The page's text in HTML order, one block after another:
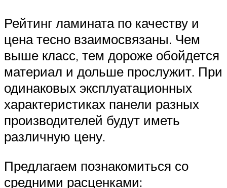
Рейтинг ламината по качеству и
цена тесно взаимосвязаны. Чем
выше класс, тем дороже обойдется
материал и дольше прослужит. При
одинаковых эксплуатационных
характеристиках панели разных
производителей будут иметь
различную цену.
Предлагаем познакомиться со
средними расценками: